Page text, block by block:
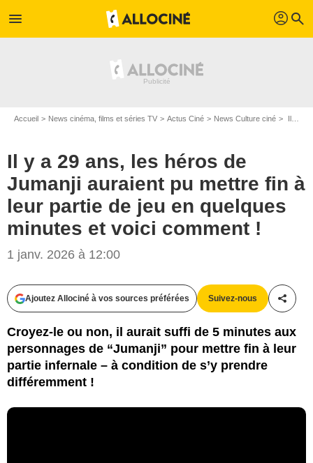
menu profil search
Accueil News cinéma, films et séries TV Actus Ciné News Culture ciné Il y a 29 ans, les héros de Jumanji auraient pu mettre fin à leur partie de jeu en quelques minutes et voici comment !
Il y a 29 ans, les héros de
Jumanji auraient pu mettre fin à
leur partie de jeu en quelques
minutes et voici comment !
1 janv. 2026 à 12:00
Ajoutez Allociné à vos sources préférées Suivez-nous
Croyez-le ou non, il aurait suffi de 5 minutes aux
personnages de “Jumanji” pour mettre fin à leur
partie infernale – à condition de s’y prendre
différemment !